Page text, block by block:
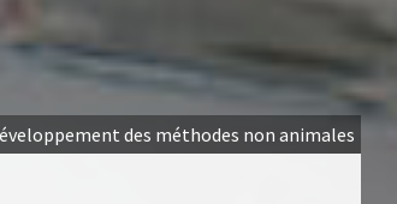
des méthodes non animales